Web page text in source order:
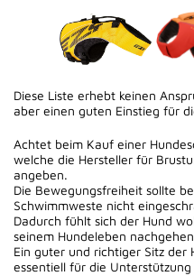
Diese Liste erhebt keinen
aber einen guten Einstieg für
Achtet beim Kauf einer
welche die Hersteller für
angeben.
Die Bewegungsfreiheit sollte
Schwimmweste nicht
Dadurch fühlt sich der Hund
seinem Hundeleben
Ein guter und richtiger Sitz der
essentiell für die Unterstützung